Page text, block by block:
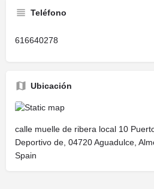
Teléfono
616640278
Ubicación
calle muelle de ribera local 10
Deportivo de, 04720 Aguadulce,
Spain